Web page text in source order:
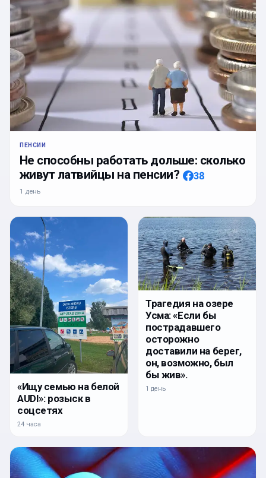
ПЕНСИИ
Не способны работать дольше: сколько
живут латвийцы на пенсии?
38
1 день
«Ищу семью на белой
AUDI»: розыск в
соцсетях
24 часа
Трагедия на озере
Усма: «Если бы
пострадавшего
осторожно
доставили на берег,
он, возможно, был
бы жив».
1 день